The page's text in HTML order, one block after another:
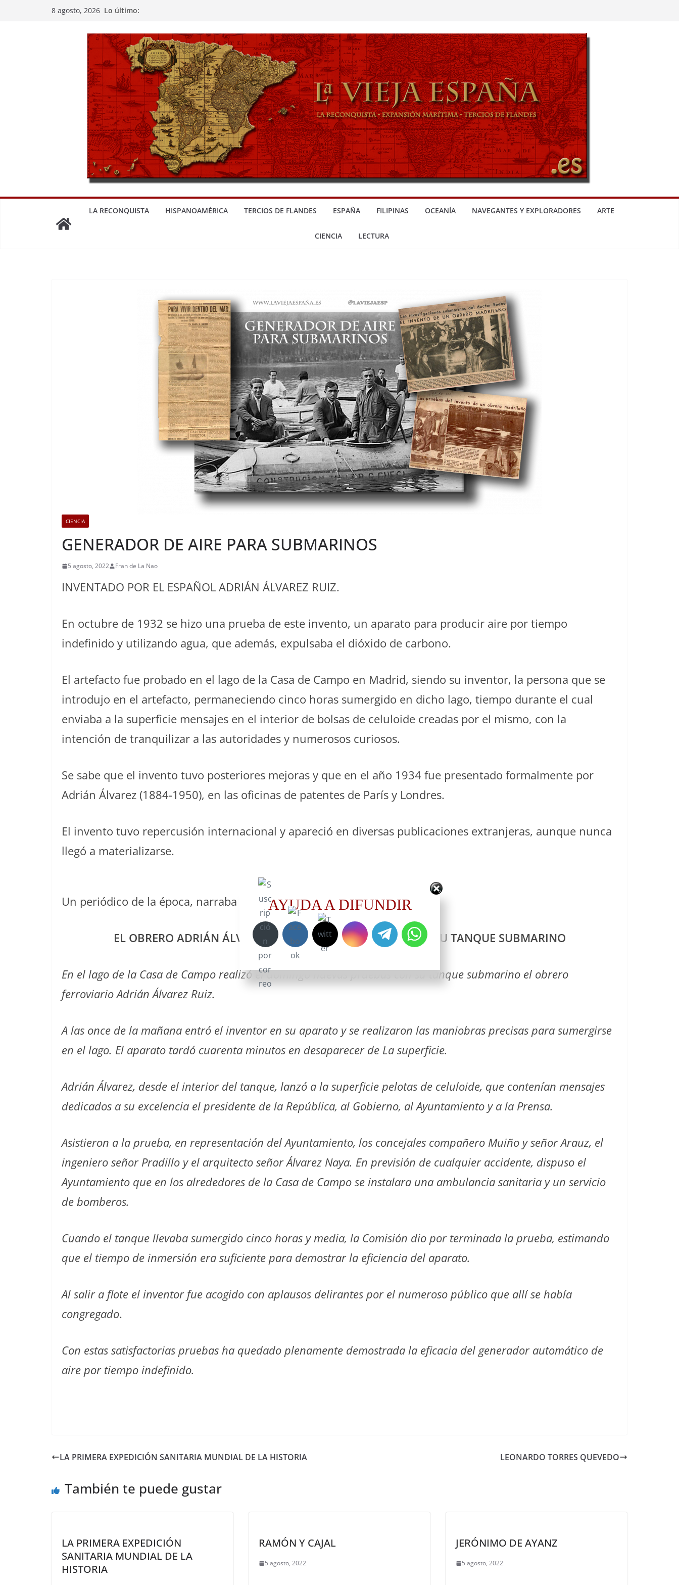
8 agosto, 2026 Lo último:
LA RECONQUISTA HISPANOAMÉRICA TERCIOS DE FLANDES ESPAÑA FILIPINAS OCEANÍA NAVEGANTES Y EXPLORADORES ARTE
CIENCIA LECTURA
CIENCIA
GENERADOR DE AIRE PARA SUBMARINOS
5 agosto, 2022 Fran de La Nao
INVENTADO POR EL ESPAÑOL ADRIÁN ÁLVAREZ RUIZ.
En octubre de 1932 se hizo una prueba de este invento, un aparato para producir aire por tiempo
indefinido y utilizando agua, que además, expulsaba el dióxido de carbono.
El artefacto fue probado en el lago de la Casa de Campo en Madrid, siendo su inventor, la persona que se
introdujo en el artefacto, permaneciendo cinco horas sumergido en dicho lago, tiempo durante el cual
enviaba a la superficie mensajes en el interior de bolsas de celuloide creadas por el mismo, con la
intención de tranquilizar a las autoridades y numerosos curiosos.
Se sabe que el invento tuvo posteriores mejoras y que en el año 1934 fue presentado formalmente por
Adrián Álvarez (1884-1950), en las oficinas de patentes de París y Londres.
El invento tuvo repercusión internacional y apareció en diversas publicaciones extranjeras, aunque nunca
llegó a materializarse.
Un periódico de la época, narraba así la noticia:
EL OBRERO ADRIÁN ÁLVAREZ TRIUNFA EN LAS PRUEBAS DE SU TANQUE SUBMARINO
En el lago de la Casa de Campo realizó el domingo nuevas pruebas con su tanque submarino el obrero
ferroviario Adrián Álvarez Ruiz.
A las once de la mañana entró el inventor en su aparato y se realizaron las maniobras precisas para sumergirse
en el lago. El aparato tardó cuarenta minutos en desaparecer de La superficie.
Adrián Álvarez, desde el interior del tanque, lanzó a la superficie pelotas de celuloide, que contenían mensajes
dedicados a su excelencia el presidente de la República, al Gobierno, al Ayuntamiento y a la Prensa.
Asistieron a la prueba, en representación del Ayuntamiento, los concejales compañero Muiño y señor Arauz, el
ingeniero señor Pradillo y el arquitecto señor Álvarez Naya. En previsión de cualquier accidente, dispuso el
Ayuntamiento que en los alrededores de la Casa de Campo se instalara una ambulancia sanitaria y un servicio
de bomberos.
Cuando el tanque llevaba sumergido cinco horas y media, la Comisión dio por terminada la prueba, estimando
que el tiempo de inmersión era suficiente para demostrar la eficiencia del aparato.
Al salir a flote el inventor fue acogido con aplausos delirantes por el numeroso público que allí se había
congregado.
Con estas satisfactorias pruebas ha quedado plenamente demostrada la eficacia del generador automático de
aire por tiempo indefinido.
LA PRIMERA EXPEDICIÓN SANITARIA MUNDIAL DE LA HISTORIA LEONARDO TORRES QUEVEDO
También te puede gustar
LA PRIMERA EXPEDICIÓN
SANITARIA MUNDIAL DE LA
HISTORIA
RAMÓN Y CAJAL
5 agosto, 2022
JERÓNIMO DE AYANZ
5 agosto, 2022
AYUDA A DIFUNDIR